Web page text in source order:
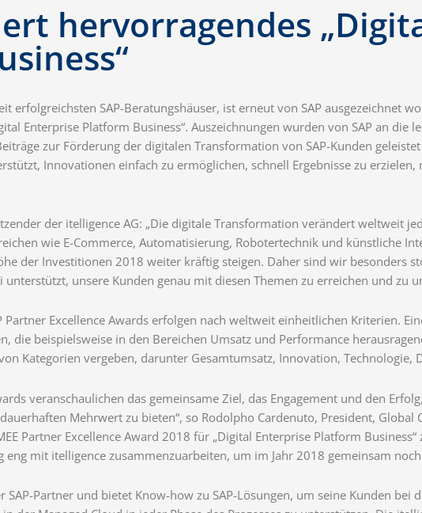
hervorragendes
erfolgreichsten SAP-Beratungshäuser, ist erneut von SAP ausgezeichnet
Enterprise Platform Business“. Auszeichnungen wurden von SAP an die
zur Förderung der digitalen Transformation von SAP-Kunden
Innovationen einfach zu ermöglichen, schnell Ergebnisse zu
der itelligence AG: „Die digitale Transformation verändert weltweit
wie E-Commerce, Automatisierung, Robotertechnik und künstliche
der Investitionen 2018 weiter kräftig steigen. Daher sind wir besonders
unterstützt, unsere Kunden genau mit diesen Themen zu erreichen und zu
Excellence Awards erfolgen nach weltweit einheitlichen Kriterien.
die beispielsweise in den Bereichen Umsatz und Performance
Kategorien vergeben, darunter Gesamtumsatz, Innovation, Technologie,
veranschaulichen das gemeinsame Ziel, das Engagement und den
Mehrwert zu bieten“, so Rodolpho Cardenuto, President, Global
Partner Excellence Award 2018 für „Digital Enterprise Platform
mit itelligence zusammenzuarbeiten, um im Jahr 2018 gemeinsam
SAP-Partner und bietet Know-how zu SAP-Lösungen, um seine Kunden bei